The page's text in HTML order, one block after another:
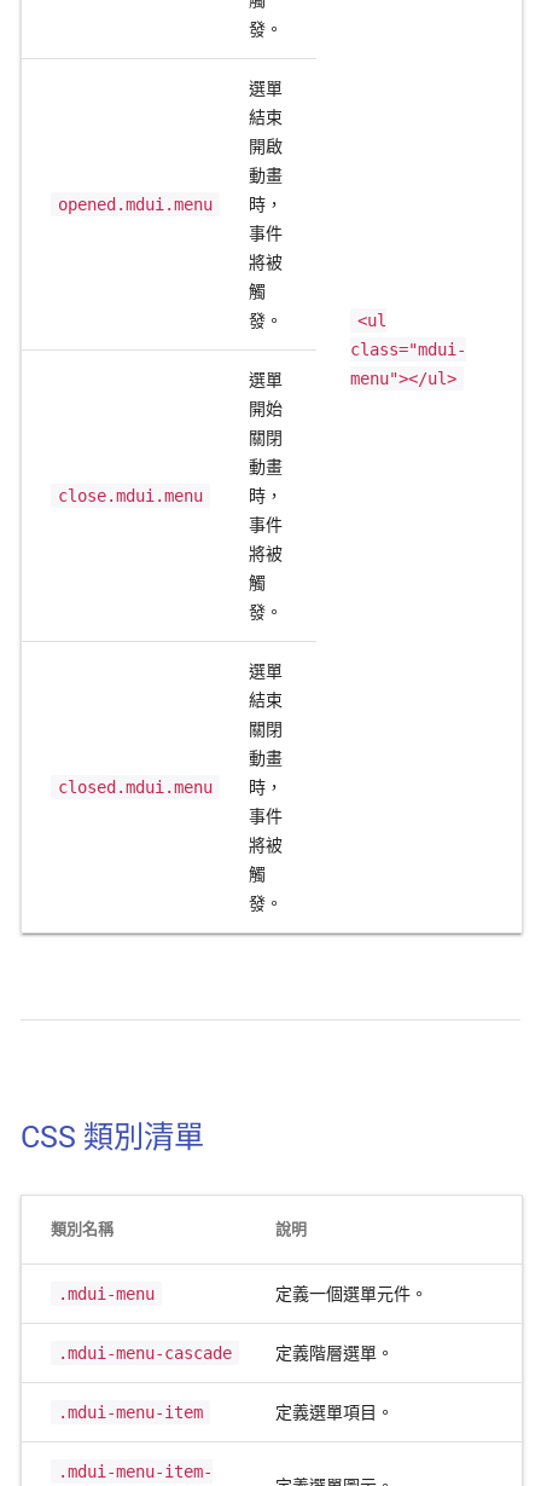
發。
<ul
class="mdui-
menu"></ul>
opened.mdui.menu
選單
結束
開啟
動畫
時，
事件
將被
觸
發。
close.mdui.menu
選單
開始
關閉
動畫
時，
事件
將被
觸
發。
closed.mdui.menu
選單
結束
關閉
動畫
時，
事件
將被
觸
發。
CSS 類別清單
類別名稱 說明
.mdui-menu 定義一個選單元件。
.mdui-menu-cascade 定義階層選單。
.mdui-menu-item 定義選單項目。
.mdui-menu-item-